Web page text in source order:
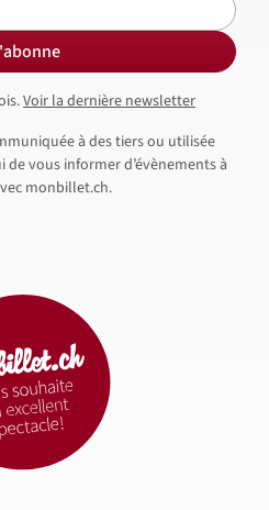
Voir la dernière newsletter
à des tiers ou utilisée
vous informer d’évènements à
monbillet.ch.